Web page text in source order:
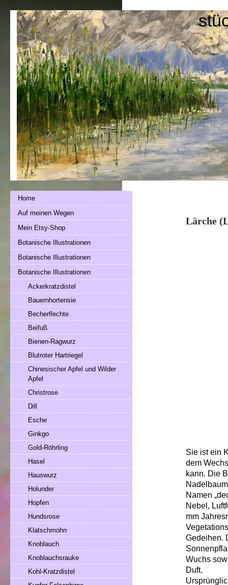
Lärche
Sie ist ein
dem
kann. Die
Namen
Nebel,
mm
Gedeihen.
Wuchs
Duft.
Home
Auf meinen Wegen
Mein Etsy-Shop
Botanische Illustrationen
Botanische Illustrationen
Botanische Illustrationen
Ackerkratzdistel
Bauernhortensie
Becherflechte
Beifuß
Bienen-Ragwurz
Blutroter Hartriegel
Chinesischer Apfel und Wilder
Apfel
Christrose
Dill
Esche
Ginkgo
Gold-Röhrling
Hasel
Hauswurz
Holunder
Hopfen
Hundsrose
Klatschmohn
Knoblauch
Knoblauchsrauke
Kohl-Kratzdistel